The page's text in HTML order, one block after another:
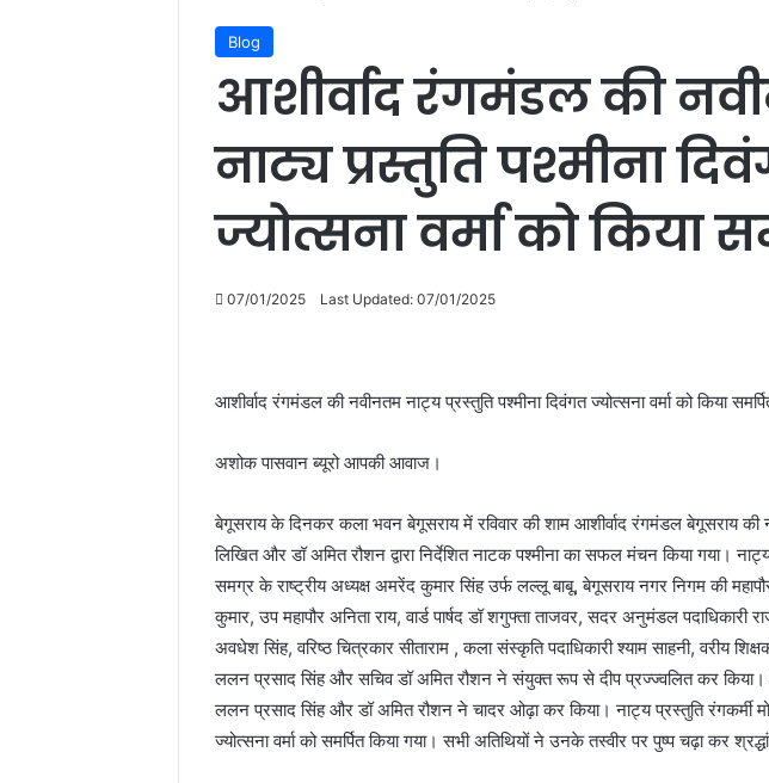
Blog
आशीर्वाद रंगमंडल की
नाट्य प्रस्तुति पश्मीना
ज्योत्सना वर्मा को किया
07/01/2025 Last Updated: 07/01/2025
आशीर्वाद रंगमंडल की नवीनतम नाट्य प्रस्तुति पश्मीना दिवंगत ज्योत्सना वर्मा को किया
अशोक पासवान ब्यूरो आपकी आवाज।
बेगूसराय के दिनकर कला भवन बेगूसराय में रविवार की शाम आशीर्वाद रंगमंडल बेगूसराय की
लिखित और डॉ अमित रौशन द्वारा निर्देशित नाटक पश्मीना का सफल मंचन किया गया।
समग्र के राष्ट्रीय अध्यक्ष अमरेंद कुमार सिंह उर्फ लल्लू बाबू, बेगूसराय नगर निगम की
कुमार, उप महापौर अनिता राय, वार्ड पार्षद डॉ शगुफ्ता ताजवर, सदर अनुमंडल पदाधिकारी
अवधेश सिंह, वरिष्ठ चित्रकार सीताराम , कला संस्कृति पदाधिकारी श्याम साहनी, वरीय
ललन प्रसाद सिंह और सचिव डॉ अमित रौशन ने संयुक्त रूप से दीप प्रज्ज्वलित कर किया।
ललन प्रसाद सिंह और डॉ अमित रौशन ने चादर ओढ़ा कर किया। नाट्य प्रस्तुति रंगकर्मी
ज्योत्सना वर्मा को समर्पित किया गया। सभी अतिथियों ने उनके तस्वीर पर पुष्प चढ़ा कर